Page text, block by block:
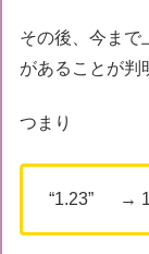
その後、今まで
があることが判
つまり
“1.23” → 1